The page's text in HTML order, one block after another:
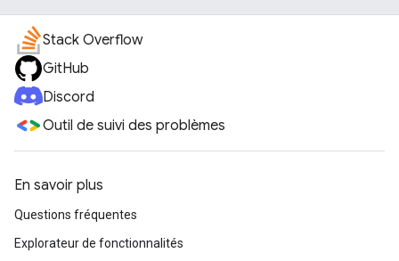
Stack Overflow
GitHub
Discord
Outil de suivi des problèmes
En savoir plus
Questions fréquentes
Explorateur de fonctionnalités